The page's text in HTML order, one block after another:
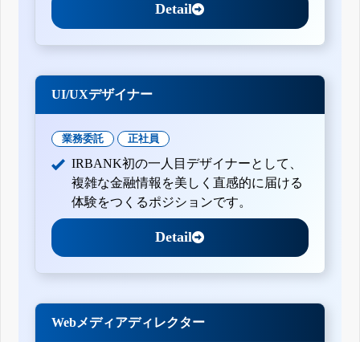
Detail
UI/UXデザイナー
業務委託 正社員
IRBANK初の一人目デザイナーとして、
複雑な金融情報を美しく直感的に届ける
体験をつくるポジションです。
Detail
Webメディアディレクター